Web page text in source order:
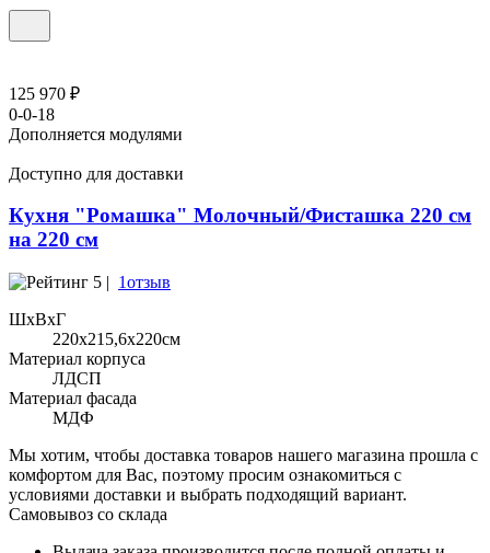
125 970 ₽
0-0-18
Дополняется модулями
Доступно для доставки
Кухня "Ромашка" Молочный/Фисташка 220 см
на 220 см
5 | 1отзыв
ШхВхГ
220x215,6х220см
Материал корпуса
ЛДСП
Материал фасада
МДФ
Мы хотим, чтобы доставка товаров нашего магазина прошла с
комфортом для Вас, поэтому просим ознакомиться с
условиями доставки и выбрать подходящий вариант.
Самовывоз со склада